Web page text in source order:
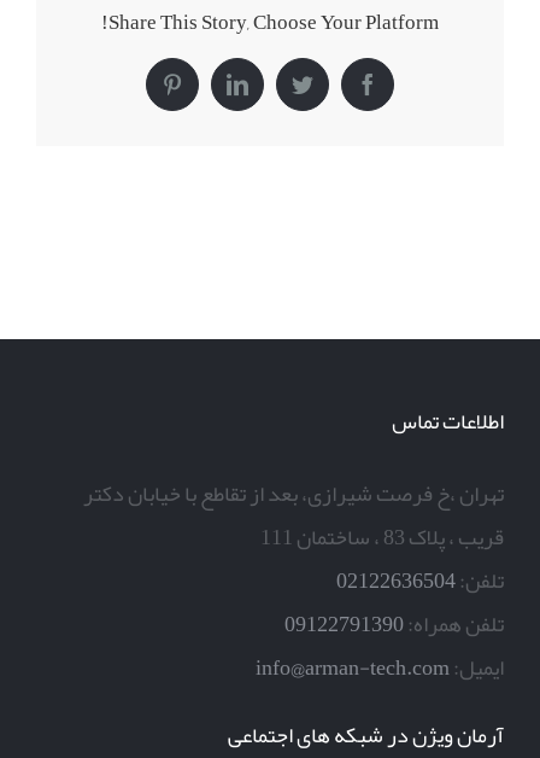
Share This Story, Choose Your Platform!
Facebook
Twitter
LinkedIn
Pinterest
اطلاعات تماس
تهران ،خ فرصت شیرازی، بعد از تقاطع با خیابان دکتر
قریب ، پلاک 83 ، ساختمان 111
تلفن:02122636504
تلفن همراه:09122791390
ایمیل:info@arman-tech.com
آرمان ویژن در شبکه های اجتماعی